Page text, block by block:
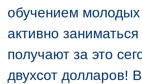
обучением
активно
получают за это
двухсот долларов!